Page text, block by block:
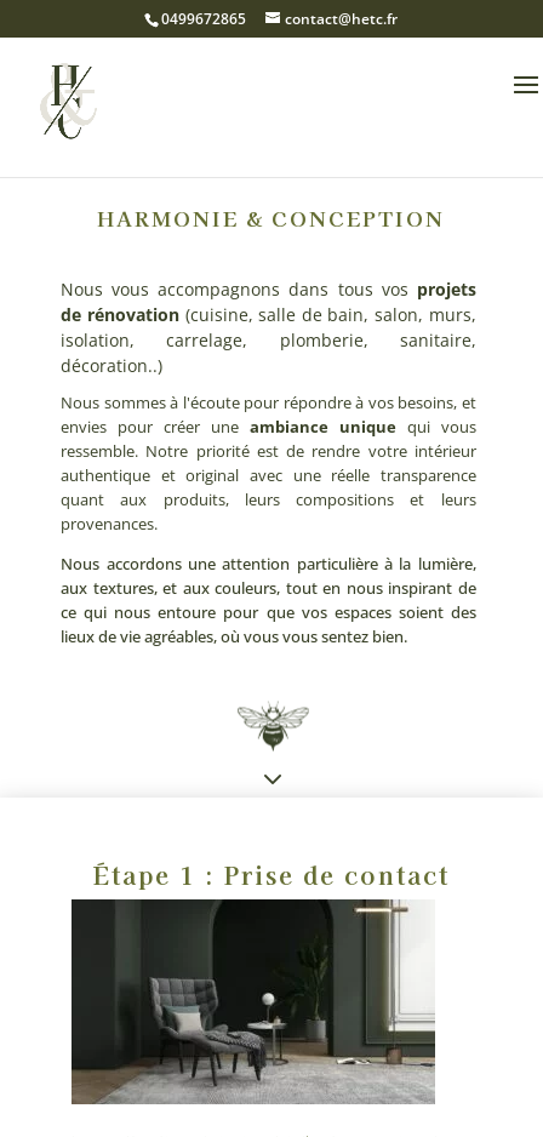
0499672865 contact@hetc.fr
HARMONIE & CONCEPTION
Nous vous accompagnons dans tous vos projets
de rénovation(cuisine, salle de bain, salon, murs,
isolation, carrelage, plomberie, sanitaire,
décoration..)
Nous sommes à l'écoute pour répondre à vos besoins, et
envies pour créer une ambiance uniquequi vous
ressemble. Notre priorité est de rendre votre intérieur
authentique et original avec une réelle transparence
quant aux produits, leurs compositions et leurs
provenances.
Nous accordons une attention particulière à la lumière,
aux textures, et aux couleurs, tout en nous inspirant de
ce qui nous entoure pour que vos espaces soient des
lieux de vie agréables, où vous vous sentez bien.
3
Étape 1 : Prise de contact